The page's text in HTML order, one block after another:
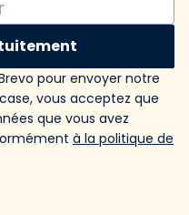
pour envoyer notre
vous acceptez que
que vous avez
à la politique de